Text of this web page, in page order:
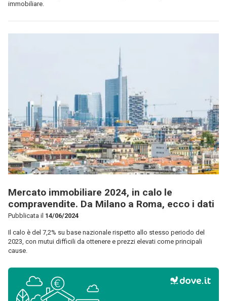
immobiliare.
Mercato immobiliare 2024, in calo le
compravendite. Da Milano a Roma, ecco i dati
Pubblicata il 14/06/2024
Il calo è del 7,2% su base nazionale rispetto allo stesso periodo del
2023, con mutui difficili da ottenere e prezzi elevati come principali
cause.